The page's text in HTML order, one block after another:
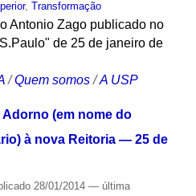
, Transformação
Antonio Zago publicado no
de 25 de janeiro de
/Quem somos /A USP
(em nome do
à nova Reitoria — 25 de
28/01/2014 — última